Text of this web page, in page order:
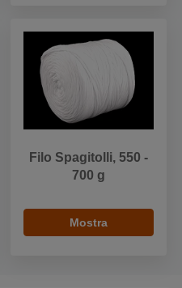
Filo Spagitolli, 550 -
700 g
Mostra